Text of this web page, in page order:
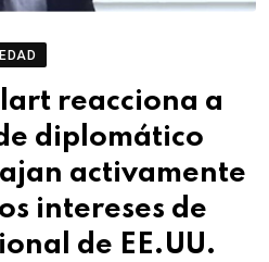
reacciona a
diplomático
activamente
intereses de
de EE.UU.